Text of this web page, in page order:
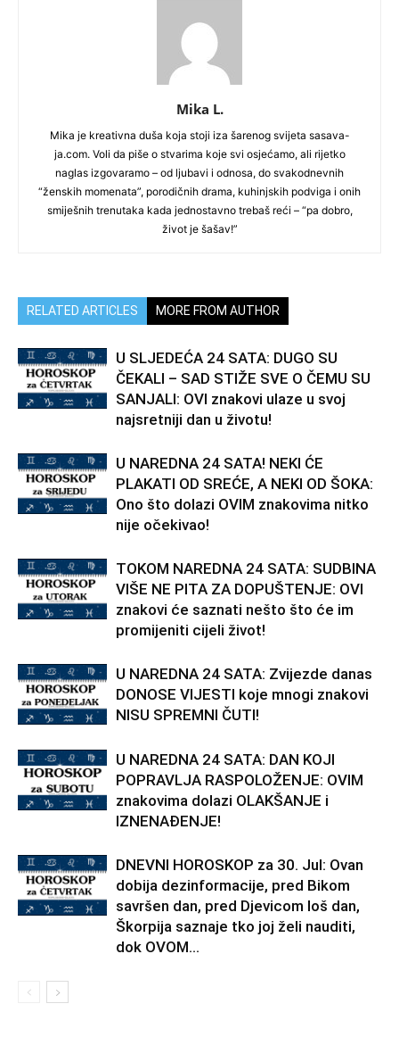
Mika L.
Mika je kreativna duša koja stoji iza šarenog svijeta sasava-
ja.com. Voli da piše o stvarima koje svi osjećamo, ali rijetko
naglas izgovaramo – od ljubavi i odnosa, do svakodnevnih
“ženskih momenata”, porodičnih drama, kuhinjskih podviga i onih
smiješnih trenutaka kada jednostavno trebaš reći – “pa dobro,
život je šašav!”
RELATED ARTICLES MORE FROM AUTHOR
U SLJEDEĆA 24 SATA: DUGO SU
ČEKALI – SAD STIŽE SVE O ČEMU SU
SANJALI: OVI znakovi ulaze u svoj
najsretniji dan u životu!
U NAREDNA 24 SATA! NEKI ĆE
PLAKATI OD SREĆE, A NEKI OD ŠOKA:
Ono što dolazi OVIM znakovima nitko
nije očekivao!
TOKOM NAREDNA 24 SATA: SUDBINA
VIŠE NE PITA ZA DOPUŠTENJE: OVI
znakovi će saznati nešto što će im
promijeniti cijeli život!
U NAREDNA 24 SATA: Zvijezde danas
DONOSE VIJESTI koje mnogi znakovi
NISU SPREMNI ČUTI!
U NAREDNA 24 SATA: DAN KOJI
POPRAVLJA RASPOLOŽENJE: OVIM
znakovima dolazi OLAKŠANJE i
IZNENAĐENJE!
DNEVNI HOROSKOP za 30. Jul: Ovan
dobija dezinformacije, pred Bikom
savršen dan, pred Djevicom loš dan,
Škorpija saznaje tko joj želi nauditi,
dok OVOM...